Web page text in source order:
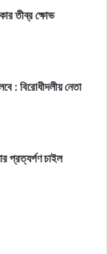
তীব্র ক্ষোভ
: বিরোধীদলীয় নেতা
প্রত্যর্পণ চাইল